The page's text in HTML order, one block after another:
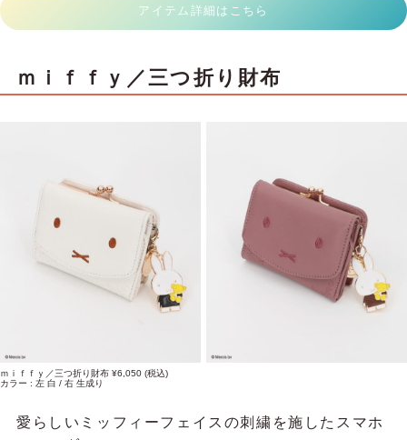
アイテム詳細はこちら
ｍｉｆｆｙ／三つ折り財布
ｍｉｆｆｙ／三つ折り財布 ¥6,050 (税込)
カラー : 左 白 / 右 生成り
愛らしいミッフィーフェイスの刺繍を施したスマホ